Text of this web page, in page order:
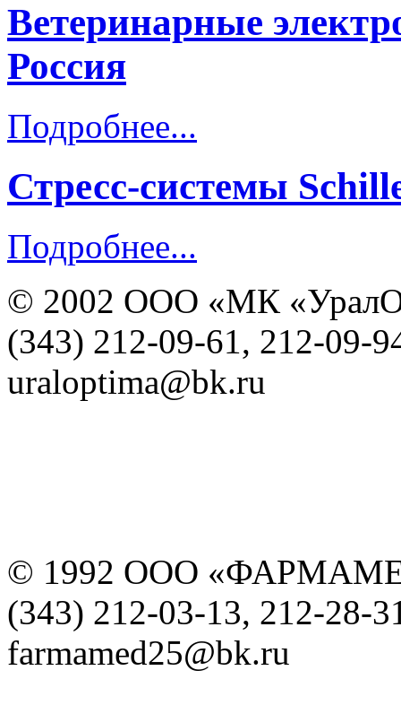
Ветеринарные
Россия
Подробнее...
Стресс-системы
Подробнее...
© 2002 ООО «МК
(343) 212-09-61, 212-09-
uraloptima@bk.ru
© 1992 ООО
(343) 212-03-13, 212-28-
farmamed25@bk.ru